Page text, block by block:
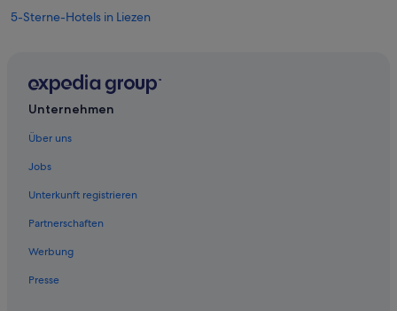
5-Sterne-Hotels in Liezen
Historische in Aigen im Ennstal
Wohnungen in Altlassing
Günstige in Ardning
Ardning Hotels
Cottages in Bahnhof Ardning
Unternehmen
Über uns
Jobs
Unterkunft registrieren
Partnerschaften
Werbung
Presse